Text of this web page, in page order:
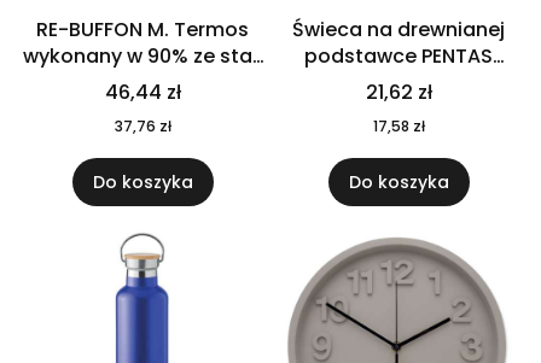
RE-BUFFON M. Termos
wykonany w 90% ze stali
nierdzewnej
pochodzącej z
recyklingu 520 ml 94294
46,44 zł
37,76 zł
Do koszyka
Świeca na drewnianej
podstawce PENTAS
MO6282-40
21,62 zł
17,58 zł
Do koszyka